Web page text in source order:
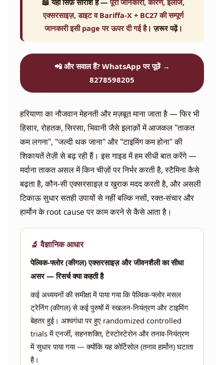
एक्सरसाइज़, डाइट व Bariffa-X + BC27 की सम्पूर्ण
जानकारी इसी page पर ऊपर दी गई है। ज़रूर पढ़ें।
📲 और सवाल हैं? WhatsApp पर पूछें →
8278598205
हरियाणा का नौजवान मेहनती और मज़बूत माना जाता है — फिर भी
हिसार, रोहतक, सिरसा, भिवानी जैसे इलाक़ों में आजकल "ताकत
कम लगना", "जल्दी थक जाना" और "टाइमिंग कम होना" की
शिकायतें तेज़ी से बढ़ रही हैं। इस गाइड में हम सीधी बात करेंगे —
मर्दाना ताकत असल में किन चीज़ों पर निर्भर करती है, स्टैमिना कैसे
बढ़ता है, कौन-सी एक्सरसाइज़ व खुराक मदद करती है, और असली
टिकाऊ सुधार सतही उपायों से नहीं बल्कि नसों, रक्त-संचार और
हार्मोन के root cause पर काम करने से कैसे आता है।
🔬 वैज्ञानिक आधार
पेल्विक-फ्लोर (कीगल) एक्सरसाइज़ और जीवनशैली का सीधा
असर — रिसर्च क्या कहती है
कई अध्ययनों की समीक्षा में पाया गया कि पेल्विक-फ्लोर मसल
ट्रेनिंग (कीगल) से कई पुरुषों में स्खलन-नियंत्रण और टाइमिंग
बेहतर हुई। अश्वगंधा पर हुए randomized controlled
trials में एनर्जी, सहनशक्ति, टेस्टोस्टेरोन और तनाव-नियंत्रण
में सुधार पाया गया — क्योंकि यह कोर्टिसोल (तनाव हार्मोन) घटाता
है।